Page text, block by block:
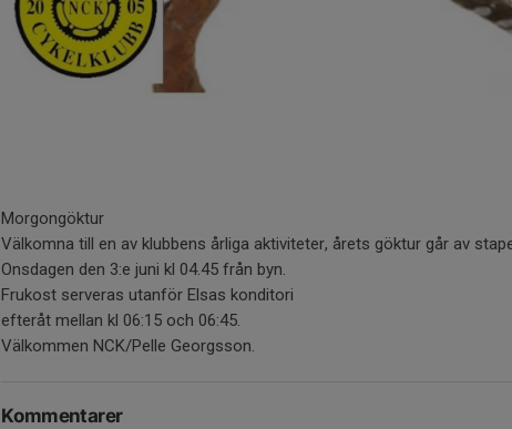
Morgongöktur
Välkomna till en av klubbens årliga aktiviteter, årets göktur går av
Onsdagen den 3:e juni kl 04.45 från byn.
Frukost serveras utanför Elsas konditori
efteråt mellan kl 06:15 och 06:45.
Välkommen NCK/Pelle Georgsson.
Kommentarer